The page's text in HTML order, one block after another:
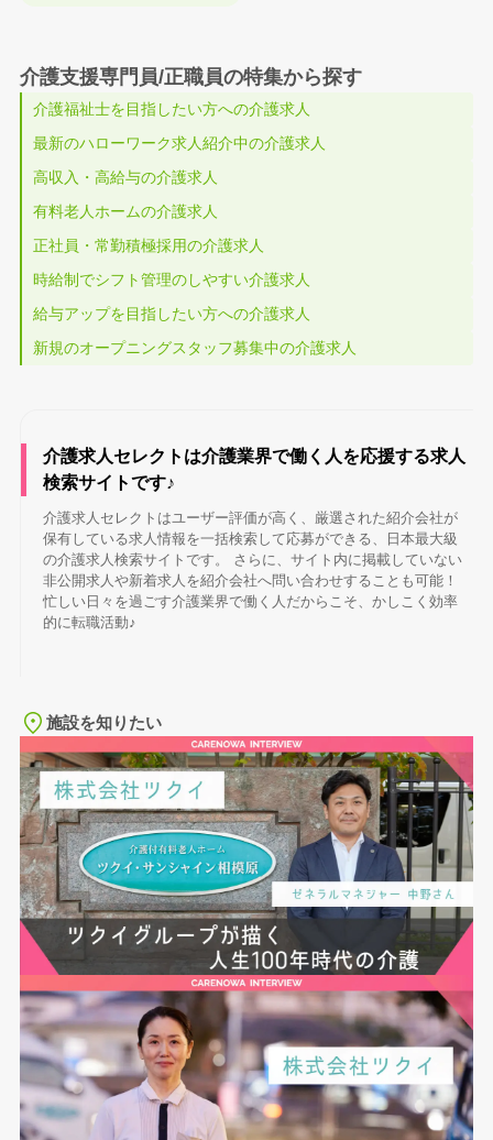
介護支援専門員/正職員の特集から探す
介護福祉士を目指したい方への介護求人
最新のハローワーク求人紹介中の介護求人
高収入・高給与の介護求人
有料老人ホームの介護求人
正社員・常勤積極採用の介護求人
時給制でシフト管理のしやすい介護求人
給与アップを目指したい方への介護求人
新規のオープニングスタッフ募集中の介護求人
介護求人セレクトは介護業界で働く人を応援する求人
検索サイトです♪
介護求人セレクトはユーザー評価が高く、厳選された紹介会社が
保有している求人情報を一括検索して応募ができる、日本最大級
の介護求人検索サイトです。 さらに、サイト内に掲載していない
非公開求人や新着求人を紹介会社へ問い合わせすることも可能！
忙しい日々を過ごす介護業界で働く人だからこそ、かしこく効率
的に転職活動♪
施設を知りたい